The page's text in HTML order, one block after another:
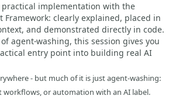
practical implementation with the
Framework: clearly explained, placed in
and demonstrated directly in code.
agent-washing, this session gives you
entry point into building real AI
- but much of it is just agent-washing:
or automation with an AI label.